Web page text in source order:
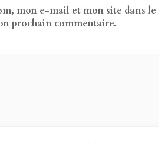
mon e-mail et mon site dans le
prochain commentaire.